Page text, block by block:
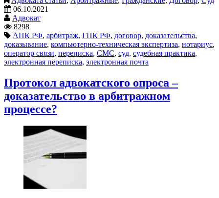
06.10.2021
Адвокат
8298
АПК РФ, арбитраж, ГПК РФ, договор, доказательства,
доказывание, компьютерно-техническая экспертиза, нотариус,
оператор связи, переписка, СМС, суд, судебная практика,
электронная переписка, электронная почта
Протокол адвокатского опроса –
доказательство в арбитражном
процессе?